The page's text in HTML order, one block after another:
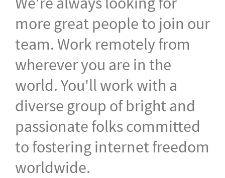
more great people to join our
team. Work remotely from
wherever you are in the
world. You'll work with a
diverse group of bright and
passionate folks committed
to fostering internet freedom
worldwide.